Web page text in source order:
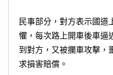
民事部分，對方表示國道
懼，每次路上開車後車逼
到對方，又被攔車攻擊，
求損害賠償。